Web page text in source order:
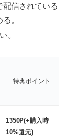
信されている
。
。
特典ポイント
1350P(+購入時
10%還元)